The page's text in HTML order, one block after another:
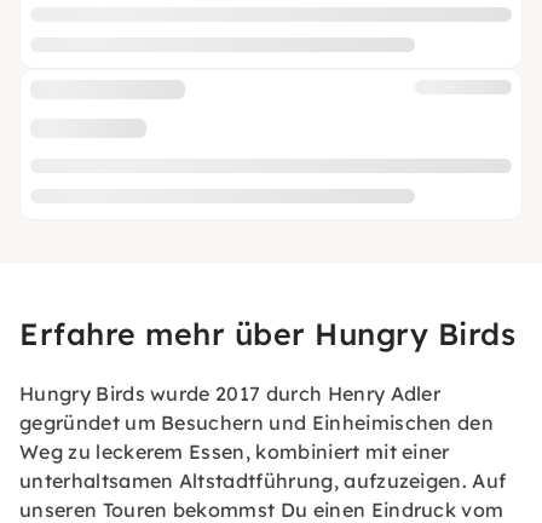
Erfahre mehr über Hungry Birds
Hungry Birds wurde 2017 durch Henry Adler
gegründet um Besuchern und Einheimischen den
Weg zu leckerem Essen, kombiniert mit einer
unterhaltsamen Altstadtführung, aufzuzeigen. Auf
unseren Touren bekommst Du einen Eindruck vom